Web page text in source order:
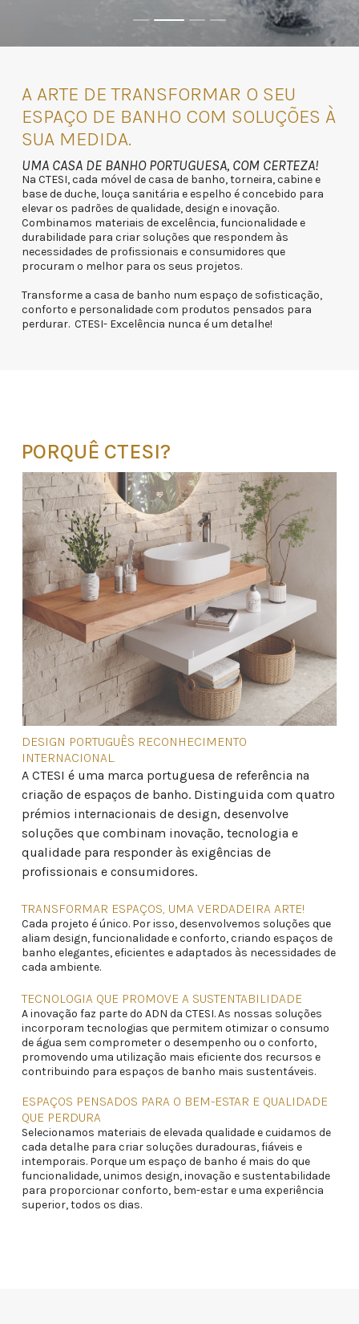
A ARTE DE TRANSFORMAR O SEU
ESPAÇO DE BANHO COM SOLUÇÕES À
SUA MEDIDA.
UMA CASA DE BANHO PORTUGUESA, COM CERTEZA!
Na CTESI, cada móvel de casa de banho, torneira, cabine e
base de duche, louça sanitária e espelho é concebido para
elevar os padrões de qualidade, design e inovação.
Combinamos materiais de excelência, funcionalidade e
durabilidade para criar soluções que respondem às
necessidades de profissionais e consumidores que
procuram o melhor para os seus projetos.
Transforme a casa de banho num espaço de sofisticação,
conforto e personalidade com produtos pensados para
perdurar. CTESI- Excelência nunca é um detalhe!
PORQUÊ CTESI?
DESIGN PORTUGUÊS RECONHECIMENTO
INTERNACIONAL.
A CTESI é uma marca portuguesa de referência na
criação de espaços de banho. Distinguida com quatro
prémios internacionais de design, desenvolve
soluções que combinam inovação, tecnologia e
qualidade para responder às exigências de
profissionais e consumidores.
TRANSFORMAR ESPAÇOS, UMA VERDADEIRA ARTE!
Cada projeto é único. Por isso, desenvolvemos soluções que
aliam design, funcionalidade e conforto, criando espaços de
banho elegantes, eficientes e adaptados às necessidades de
cada ambiente.
TECNOLOGIA QUE PROMOVE A SUSTENTABILIDADE
A inovação faz parte do ADN da CTESI. As nossas soluções
incorporam tecnologias que permitem otimizar o consumo
de água sem comprometer o desempenho ou o conforto,
promovendo uma utilização mais eficiente dos recursos e
contribuindo para espaços de banho mais sustentáveis.
ESPAÇOS PENSADOS PARA O BEM-ESTAR E QUALIDADE
QUE PERDURA
Selecionamos materiais de elevada qualidade e cuidamos de
cada detalhe para criar soluções duradouras, fiáveis e
intemporais. Porque um espaço de banho é mais do que
funcionalidade, unimos design, inovação e sustentabilidade
para proporcionar conforto, bem-estar e uma experiência
superior, todos os dias.